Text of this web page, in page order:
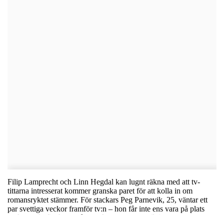
Filip Lamprecht och Linn Hegdal kan lugnt räkna med att tv-
tittarna intresserat kommer granska paret för att kolla in om
romansryktet stämmer. För stackars Peg Parnevik, 25, väntar ett
par svettiga veckor framför tv:n – hon får inte ens vara på plats